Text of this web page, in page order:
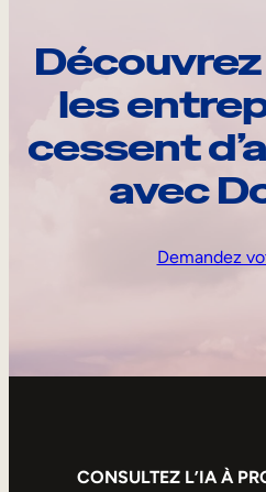
les
cessent
avec
Demandez
CONSULTEZ L’IA À